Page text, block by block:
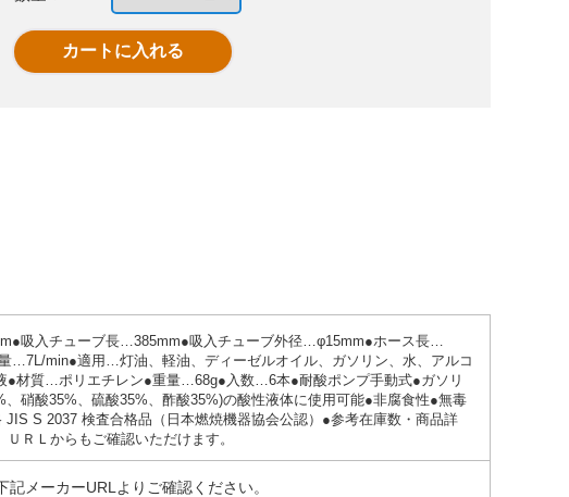
吸入チューブ長…385mm●吸入チューブ外径…φ15mm●ホース長…
…7L/min●適用…灯油、軽油、ディーゼルオイル、ガソリン、水、アルコ
●材質…ポリエチレン●重量…68g●入数…6本●耐酸ポンプ手動式●ガソリ
硝酸35%、硫酸35%、酢酸35%)の酸性液体に使用可能●非腐食性●無毒
S 2037 検査合格品（日本燃焼機器協会公認）●参考在庫数・商品詳
ＲＬからもご確認いただけます。
メーカーURLよりご確認ください。